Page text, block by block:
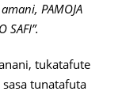
PAMOJA
SAFI”.
tukatafute
tunatafuta